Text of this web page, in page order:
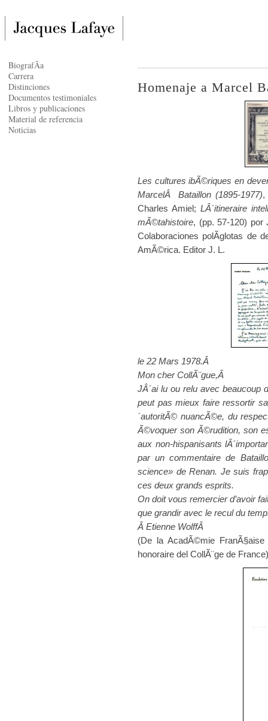
Homenaje a Marcel
Les cultures ibÃ©riques en
MarcelÂ Bataillon (1895-1977),
Charles Amiel; LÂ´itineraire
mÃ©tahistoire, (pp. 57-120) por
Colaboraciones polÃ­glotas de
AmÃ©rica. Editor J. L.
le 22 Mars 1978.Â
Mon cher CollÃ¨gue,Â
JÂ´ai lu ou relu avec beaucoup
peut pas mieux faire ressortir
´autoritÃ© nuancÃ©e, du
Ã©voquer son Ã©rudition, son
aux non-hispanisants
par un commentaire de
science» de Renan. Je suis
ces deux grands esprits.
On doit vous remercier d’avoir
que grandir avec le recul du
Â Etienne WolffÂ
(De la AcadÃ©mie
honoraire del CollÃ¨ge de
BiografÃ­a
Carrera
Distinciones
Documentos testimoniales
Libros y publicaciones
Material de referencia
Noticias